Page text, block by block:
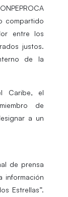
compartido
entre los
justos.
de la
Caribe, el
de
a un
de prensa
información
Estrellas”.